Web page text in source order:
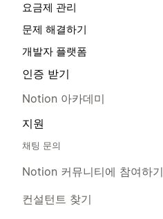
요금제 관리
문제 해결하기
개발자 플랫폼
인증 받기
Notion 아카데미
지원
채팅 문의
Notion 커뮤니티에 참여하기
컨설턴트 찾기